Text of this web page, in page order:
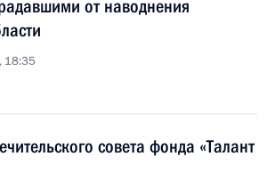
от наводнения
18:35
совета фонда «Талант